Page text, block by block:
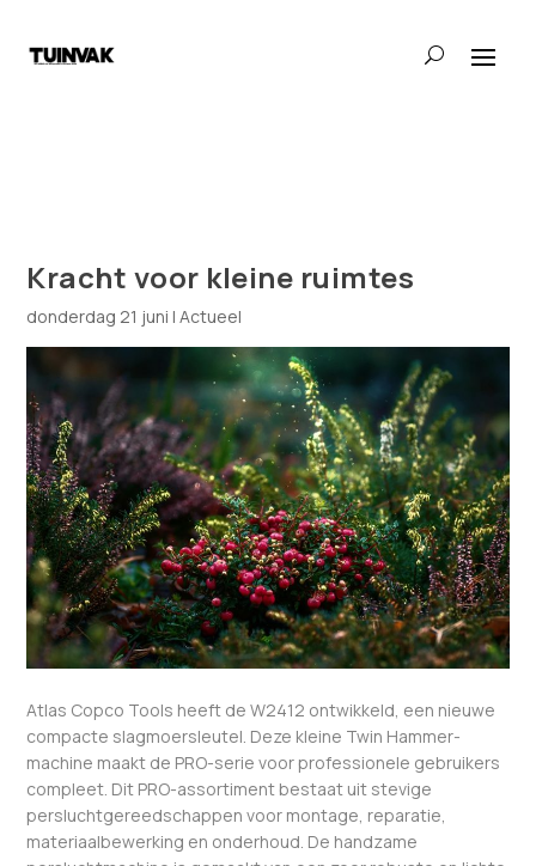
Kracht voor kleine ruimtes
donderdag 21 juni |Actueel
Atlas Copco Tools heeft de W2412 ontwikkeld, een nieuwe
compacte slagmoersleutel. Deze kleine Twin Hammer-
machine maakt de PRO-serie voor professionele gebruikers
compleet. Dit PRO-assortiment bestaat uit stevige
persluchtgereedschappen voor montage, reparatie,
materiaalbewerking en onderhoud. De handzame